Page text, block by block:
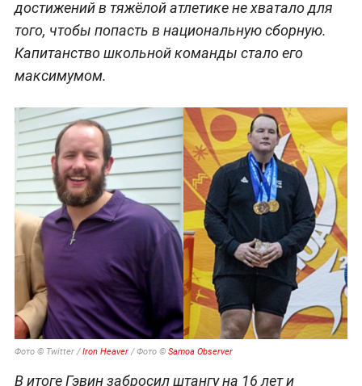
достижений в тяжёлой атлетике не хватало для
того, чтобы попасть в национальную сборную.
Капитанство школьной команды стало его
максимумом.
Фото © Twitter /Iron Heaver/ Фото © Samoa Observer
В итоге Гэвин забросил штангу на 16 лет и